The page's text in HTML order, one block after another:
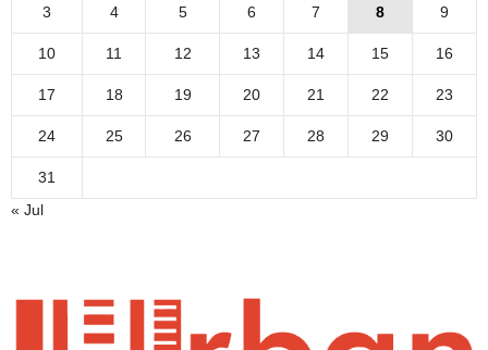
3 4 5 6 7 8 9
10 11 12 13 14 15 16
17 18 19 20 21 22 23
24 25 26 27 28 29 30
31
« Jul